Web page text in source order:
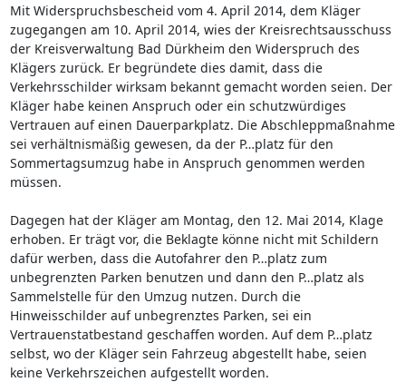
Mit Widerspruchsbescheid vom 4. April 2014, dem Kläger
zugegangen am 10. April 2014, wies der Kreisrechtsausschuss
der Kreisverwaltung Bad Dürkheim den Widerspruch des
Klägers zurück. Er begründete dies damit, dass die
Verkehrsschilder wirksam bekannt gemacht worden seien. Der
Kläger habe keinen Anspruch oder ein schutzwürdiges
Vertrauen auf einen Dauerparkplatz. Die Abschleppmaßnahme
sei verhältnismäßig gewesen, da der P…platz für den
Sommertagsumzug habe in Anspruch genommen werden
müssen.
Dagegen hat der Kläger am Montag, den 12. Mai 2014, Klage
erhoben. Er trägt vor, die Beklagte könne nicht mit Schildern
dafür werben, dass die Autofahrer den P…platz zum
unbegrenzten Parken benutzen und dann den P…platz als
Sammelstelle für den Umzug nutzen. Durch die
Hinweisschilder auf unbegrenztes Parken, sei ein
Vertrauenstatbestand geschaffen worden. Auf dem P…platz
selbst, wo der Kläger sein Fahrzeug abgestellt habe, seien
keine Verkehrszeichen aufgestellt worden.